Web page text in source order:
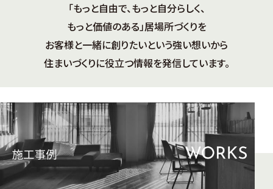
「もっと自由で、もっと自分らしく、
もっと価値のある」居場所づくりを
お客様と一緒に創りたいという強い想いから
住まいづくりに役立つ情報を発信しています。